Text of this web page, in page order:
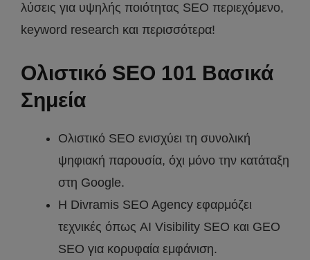
λύσεις για υψηλής ποιότητας SEO περιεχόμενο,
keyword research και περισσότερα!
Ολιστικό SEO 101 Βασικά
Σημεία
Ολιστικό SEO ενισχύει τη συνολική
ψηφιακή παρουσία, όχι μόνο την κατάταξη
στη Google.
Η Divramis SEO Agency εφαρμόζει
τεχνικές όπως AI Visibility SEO και GEO
SEO για κορυφαία εμφάνιση.